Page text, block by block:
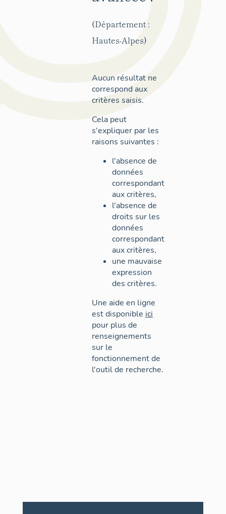
(Département :
Hautes-Alpes)
Aucun résultat ne
correspond aux
critères saisis.
Cela peut
s'expliquer par les
raisons suivantes :
l'absence de
données
correspondant
aux critères,
l'absence de
droits sur les
données
correspondant
aux critères,
une mauvaise
expression
des critères.
Une aide en ligne
est disponible ici
pour plus de
renseignements
sur le
fonctionnement de
l'outil de recherche.